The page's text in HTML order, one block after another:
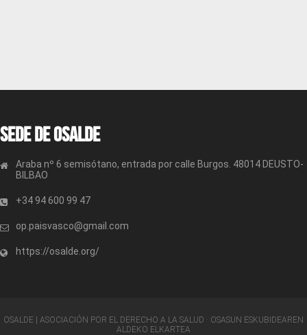
Sede de OSALDE
Araba nº 6 semisótano, entrada por calle Burgos. 48014 DEUSTO-
BILBAO
+34 94 600 99 47
op.paisvasco@gmail.com
https://osalde.org/
OSALDE | ASOCIACIÓN POR EL DERECHO A LA SALUD · OSASUN ESKUBIDEAREN
ALDEKO ELKARTEA